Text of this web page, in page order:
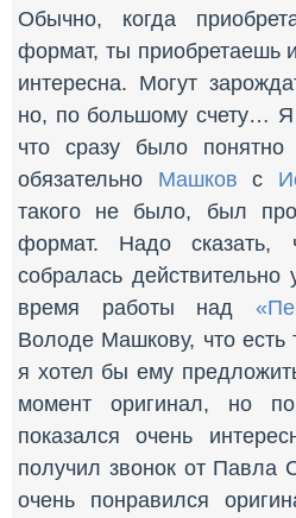
Обычно, когда
формат, ты приобретаешь
интересна. Могут
но, по большому счету… Я
что сразу было
обязательно Машков с
такого не было, был
формат. Надо
собралась
время работы над
Володе Машкову, что есть
я хотел бы ему
момент оригинал, но
показался очень
получил звонок от Павла
очень понравился